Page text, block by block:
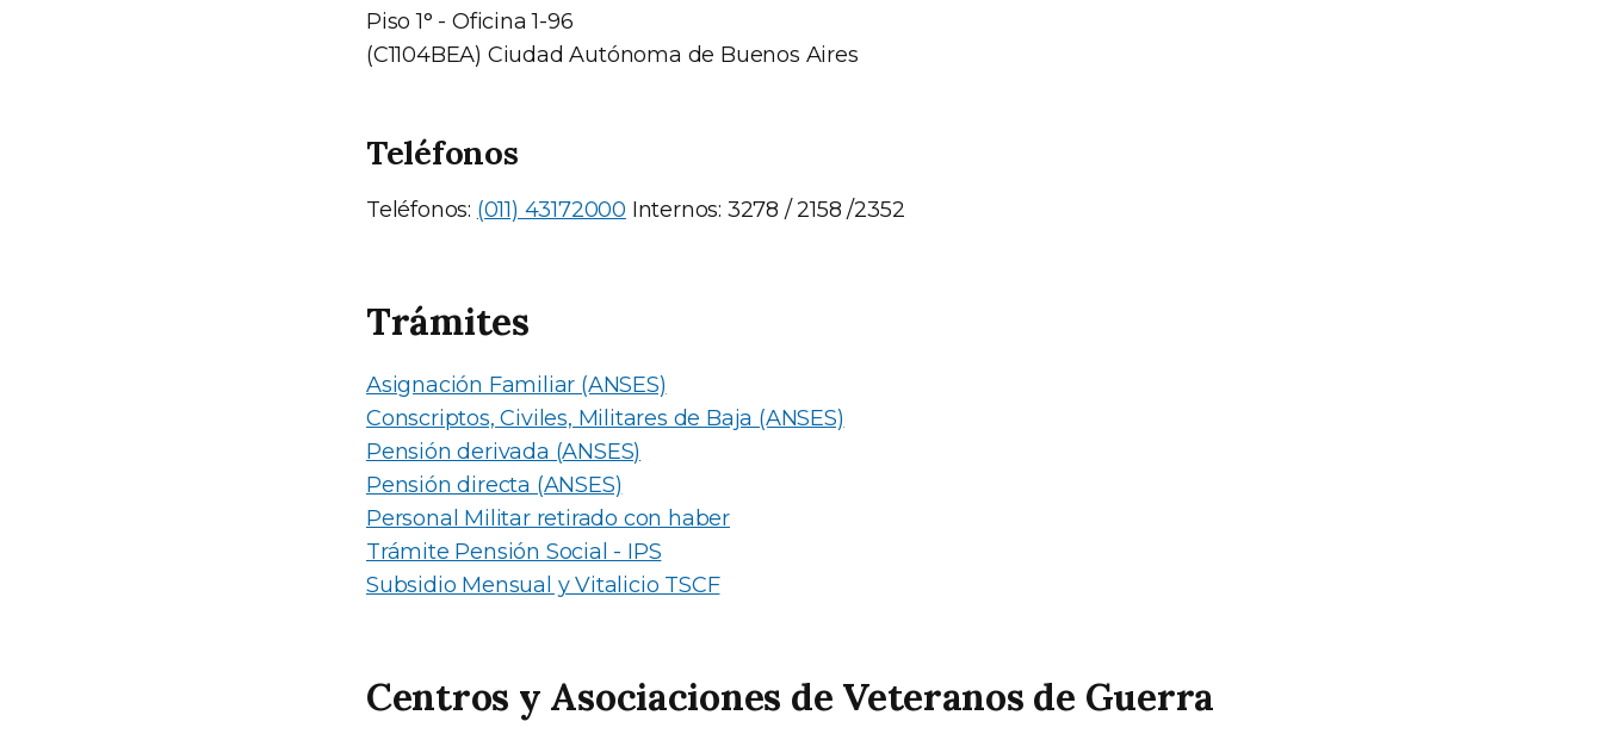
Piso 1° - Oficina 1-96
(C1104BEA) Ciudad Autónoma de Buenos Aires
Teléfonos
Teléfonos: (011) 43172000 Internos: 3278 / 2158 /2352
Trámites
Asignación Familiar (ANSES)
Conscriptos, Civiles, Militares de Baja (ANSES)
Pensión derivada (ANSES)
Pensión directa (ANSES)
Personal Militar retirado con haber
Trámite Pensión Social - IPS
Subsidio Mensual y Vitalicio TSCF
Centros y Asociaciones de Veteranos de Guerra